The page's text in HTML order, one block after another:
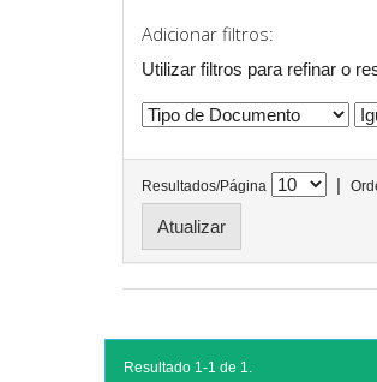
Adicionar filtros:
Utilizar filtros para refinar o
Resultados/Página |
Resultado 1-1 de 1.